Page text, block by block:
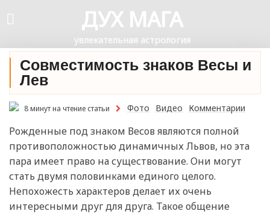
ДУХ МАГА
увлекательная астрология
Совместимость знаков Весы и
Лев
8 минут на чтение статьи Фото Видео Комментарии
Рожденные под знаком Весов являются полной
противоположностью динамичных Львов, но эта
пара имеет право на существование. Они могут
стать двумя половинками единого целого.
Непохожесть характеров делает их очень
интересными друг для друга. Такое общение